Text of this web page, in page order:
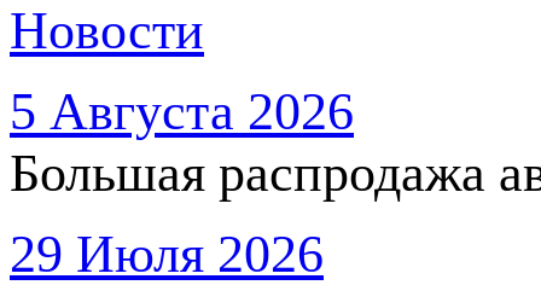
Новости
5 Августа 2026
Большая распродажа
29 Июля 2026